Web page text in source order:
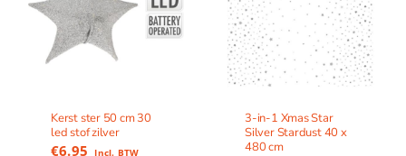
Kerst ster 50 cm 30
led stof zilver
€6.95 Incl. BTW
3-in-1 Xmas Star
Silver Stardust 40 x
480 cm